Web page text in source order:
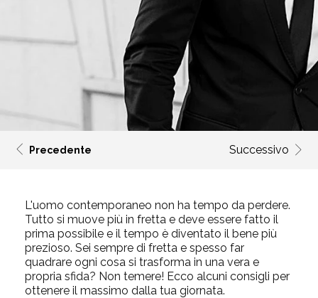
Precedente Successivo
L'uomo contemporaneo non ha tempo da perdere.
Tutto si muove più in fretta e deve essere fatto il
prima possibile e il tempo è diventato il bene più
prezioso. Sei sempre di fretta e spesso far
quadrare ogni cosa si trasforma in una vera e
propria sfida? Non temere! Ecco alcuni consigli per
ottenere il massimo dalla tua giornata.